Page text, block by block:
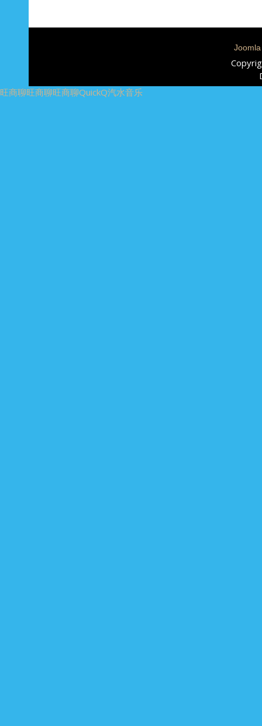
旺商聊旺商聊旺商聊QuickQ汽水音乐